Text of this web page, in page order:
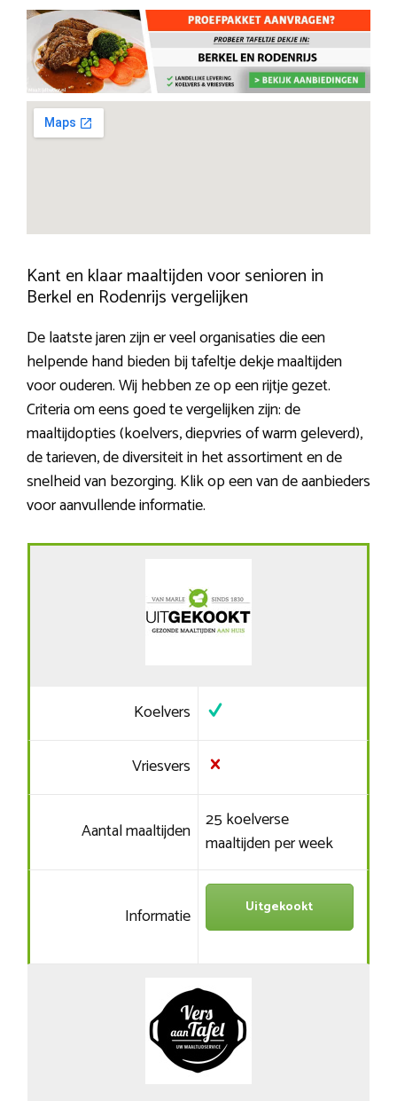
Kant en klaar maaltijden voor senioren in
Berkel en Rodenrijs vergelijken
De laatste jaren zijn er veel organisaties die een
helpende hand bieden bij tafeltje dekje maaltijden
voor ouderen. Wij hebben ze op een rijtje gezet.
Criteria om eens goed te vergelijken zijn: de
maaltijdopties (koelvers, diepvries of warm geleverd),
de tarieven, de diversiteit in het assortiment en de
snelheid van bezorging. Klik op een van de aanbieders
voor aanvullende informatie.
Koelvers
Vriesvers
Aantal maaltijden 25 koelverse
maaltijden per week
Informatie Uitgekookt